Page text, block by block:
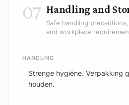
07 Handling and
Safe handling
and workplace
HANDLING
Strenge hygiëne. Verpakking
houden.